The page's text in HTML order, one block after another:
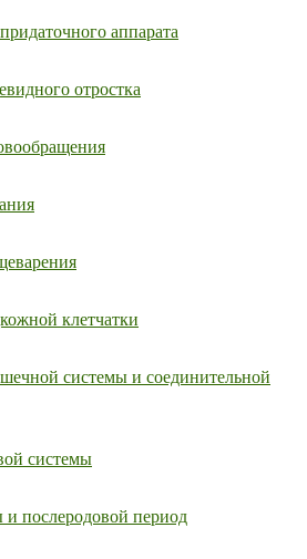
аппарата
отростка
клетчатки
системы и соединительной
системы
и послеродовой период